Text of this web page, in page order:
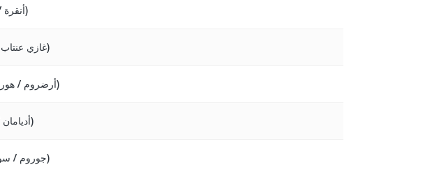
(أنقرة / ناليها)
(غازي عنتاب / شاهين بي)
(أرضروم / هوراسان)
(أديامان / المركز)
(جوروم / سونغورلو)